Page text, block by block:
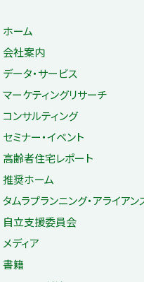
ホーム
会社案内
データ・サービス
マーケティングリサーチ
コンサルティング
セミナー・イベント
高齢者住宅レポート
推奨ホーム
タムラプランニング・アライアン
自立支援委員会
メディア
書籍